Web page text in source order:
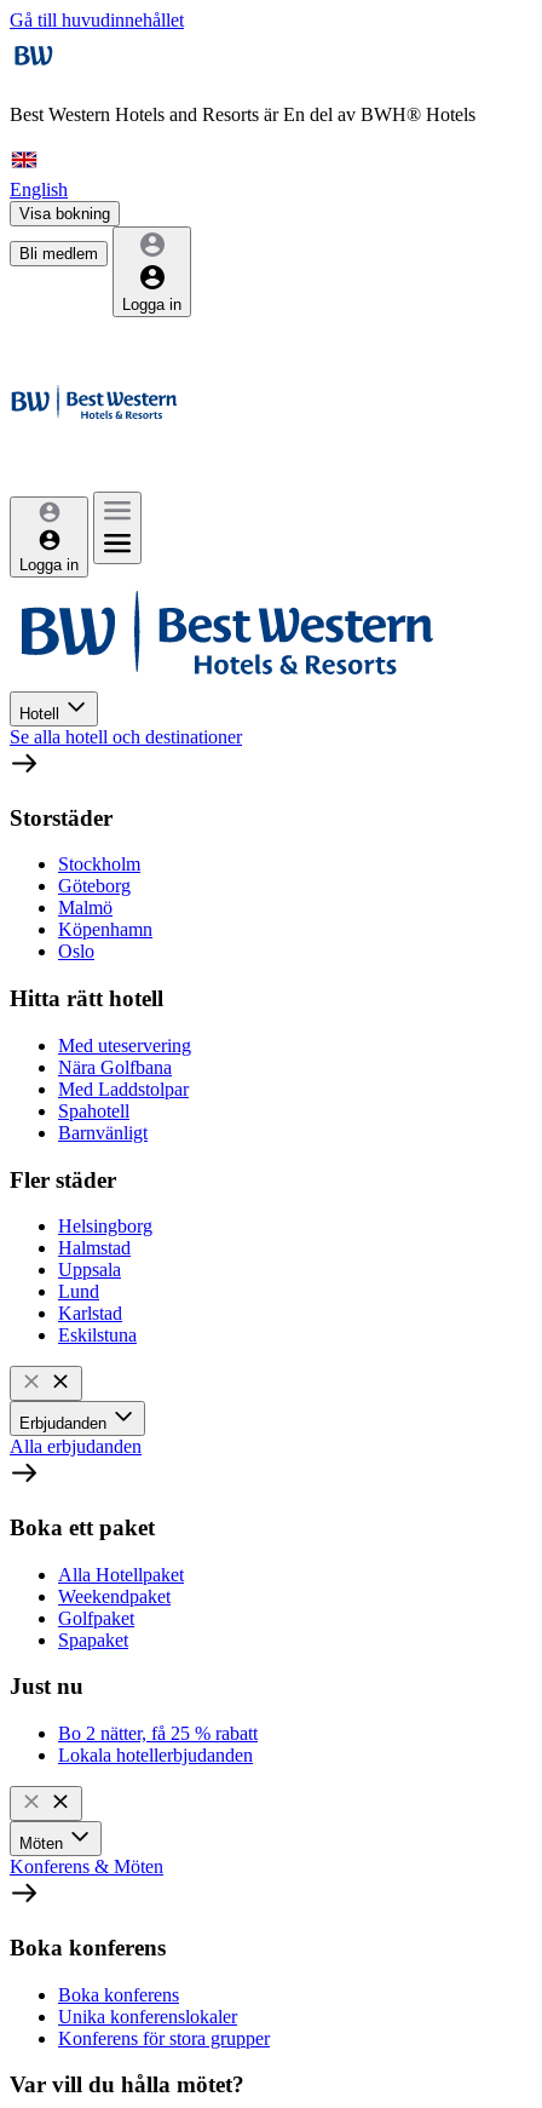
Gå till huvudinnehållet
Best Western Hotels and Resorts ärEn del av BWH® Hotels
English
Visa bokning
Bli medlem
Logga in
Logga in
Hotell
Se alla hotell och destinationer
Storstäder
Stockholm
Göteborg
Malmö
Köpenhamn
Oslo
Hitta rätt hotell
Med uteservering
Nära Golfbana
Med Laddstolpar
Spahotell
Barnvänligt
Fler städer
Helsingborg
Halmstad
Uppsala
Lund
Karlstad
Eskilstuna
Erbjudanden
Alla erbjudanden
Boka ett paket
Alla Hotellpaket
Weekendpaket
Golfpaket
Spapaket
Just nu
Bo 2 nätter, få 25 % rabatt
Lokala hotellerbjudanden
Möten
Konferens & Möten
Boka konferens
Boka konferens
Unika konferenslokaler
Konferens för stora grupper
Var vill du hålla mötet?